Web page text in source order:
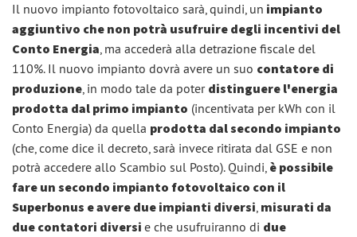
Il nuovo impianto fotovoltaico sarà, quindi, un impianto
aggiuntivo che non potrà usufruire degli incentivi del
Conto Energia, ma accederà alla detrazione fiscale del
110%. Il nuovo impianto dovrà avere un suo contatore di
produzione, in modo tale da poter distinguere l'energia
prodotta dal primo impianto (incentivata per kWh con il
Conto Energia) da quella prodotta dal secondo impianto
(che, come dice il decreto, sarà invece ritirata dal GSE e non
potrà accedere allo Scambio sul Posto). Quindi, è possibile
fare un secondo impianto fotovoltaico con il
Superbonus e avere due impianti diversi, misurati da
due contatori diversi e che usufruiranno di due